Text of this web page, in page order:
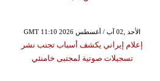
GMT 11:10 2026 الأحد ,02 آب / أغسطس
إعلام إيراني يكشف أسباب تجنب نشر
تسجيلات صوتية لمجتبى خامنئي